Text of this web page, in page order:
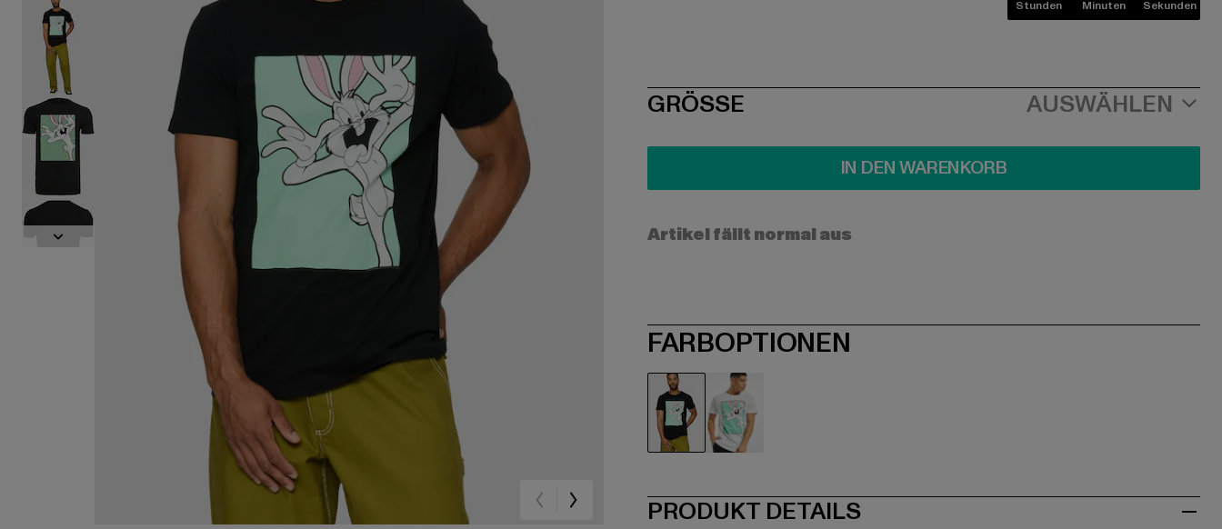
Stunden Minuten Sekunden
SIZE
GRÖSSE AUSWÄHLEN
IN DEN WARENKORB
Artikel fällt normal aus
FARBOPTIONEN
PRODUKT DETAILS